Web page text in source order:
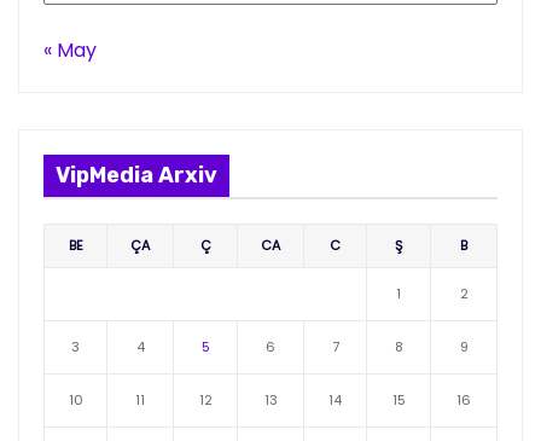
« May
VipMedia Arxiv
BE ÇA Ç CA C Ş B
1 2
3 4 5 6 7 8 9
10 11 12 13 14 15 16